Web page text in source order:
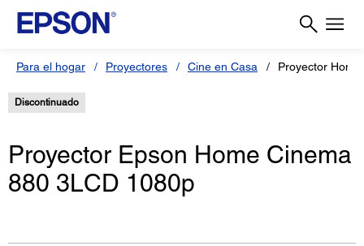
Para el hogar Proyectores Cine en Casa Proyector
Discontinuado
Proyector Epson Home Cinema
880 3LCD 1080p